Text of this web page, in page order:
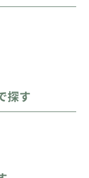
探す